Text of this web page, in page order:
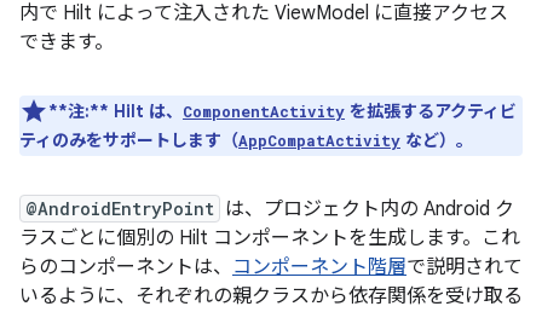
内で Hilt によって注入された ViewModel に直接アクセス
できます。
**注:** Hilt は、 ComponentActivity を拡張するアクティビ
ティのみをサポートします（AppCompatActivity など）。
@AndroidEntryPoint は、プロジェクト内の Android ク
ラスごとに個別の Hilt コンポーネントを生成します。これ
らのコンポーネントは、 コンポーネント階層で説明されて
いるように、それぞれの親クラスから依存関係を受け取る